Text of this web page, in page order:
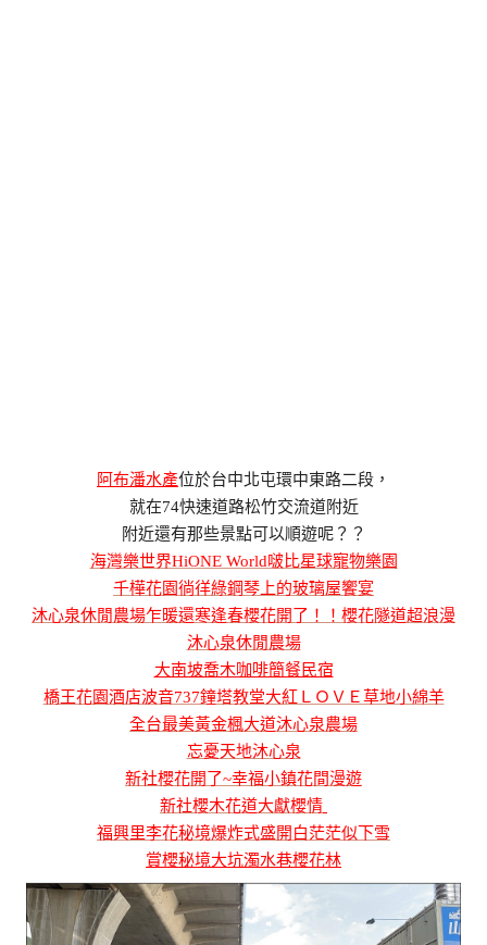
阿布潘水產位於台中北屯環中東路二段，
就在74快速道路松竹交流道附近
附近還有那些景點可以順遊呢？？
海灣樂世界HiONE World啵比星球寵物樂園
千樺花園徜徉綠鋼琴上的玻璃屋饗宴
沐心泉休閒農場乍暖還寒逢春櫻花開了！！櫻花隧道超浪漫
沐心泉休閒農場
大南坡喬木咖啡簡餐民宿
橋王花園酒店波音737鐘塔教堂大紅ＬＯＶＥ草地小綿羊
全台最美黃金楓大道沐心泉農場
忘憂天地沐心泉
新社櫻花開了~幸福小鎮花間漫遊
新社櫻木花道大獻櫻情
福興里李花秘境爆炸式盛開白茫茫似下雪
賞櫻秘境大坑濁水巷櫻花林